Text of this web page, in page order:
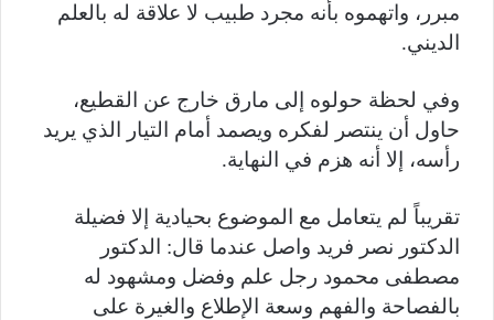
مبرر، واتهموه بأنه مجرد طبيب لا علاقة له بالعلم
الديني.
وفي لحظة حولوه إلى مارق خارج عن القطيع،
حاول أن ينتصر لفكره ويصمد أمام التيار الذي يريد
رأسه، إلا أنه هزم في النهاية.
تقريباً لم يتعامل مع الموضوع بحيادية إلا فضيلة
الدكتور نصر فريد واصل عندما قال: الدكتور
مصطفى محمود رجل علم وفضل ومشهود له
بالفصاحة والفهم وسعة الإطلاع والغيرة على